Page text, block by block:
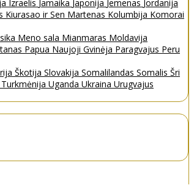
Izraelis Jamaika Japonija Jemenas Jordanija
Kiurasao ir Sen Martenas Kolumbija Komorai
Meno sala Mianmaras Moldavija
Papua Naujoji Gvinėja Paragvajus Peru
Škotija Slovakija Somalilandas Somalis Šri
Turkmėnija Uganda Ukraina Urugvajus